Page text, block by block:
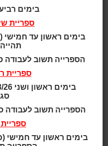
גילאי 3 - 7
גילאי 4 - 7
גילאי 4 - 8
ביער גדול יפה ונקי
תוכים ודובים ביער לא
בימים
ספריית
הספרייה תשוב לעבודה
ספריית
הספרייה תשוב לעבודה